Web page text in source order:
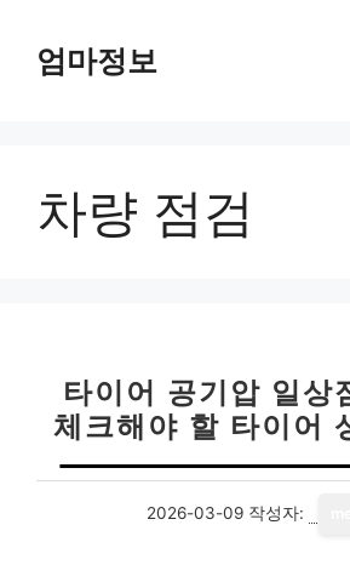
엄마정보
차량 점검
타이어 공기압 일상
체크해야 할 타이어
2026-03-09 작성자: